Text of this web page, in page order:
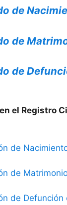
de
de
de
el Registro
de
de
de Defunción